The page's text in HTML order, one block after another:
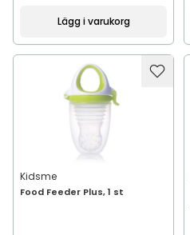
Lägg i varukorg
Kidsme
Food Feeder Plus, 1 st